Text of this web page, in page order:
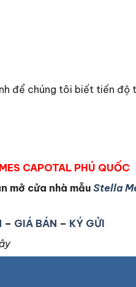
để chúng tôi biết tiến độ
CAPOTAL PHÚ QUỐC
mở cửa nhà mẫu Stella
– GIÁ BÁN – KÝ GỬI